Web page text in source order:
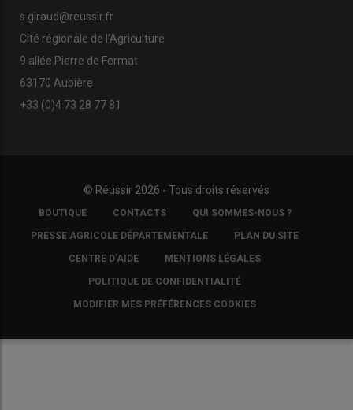
s.giraud@reussir.fr
Cité régionale de l’Agriculture
9 allée Pierre de Fermat
63170 Aubière
+33 (0)4 73 28 77 81
© Réussir 2026 - Tous droits réservés
FOOTER
COPYRIGHT
BOUTIQUE CONTACTS QUI SOMMES-NOUS ?
PRESSE AGRICOLE DÉPARTEMENTALE PLAN DU SITE
CENTRE D'AIDE MENTIONS LÉGALES
POLITIQUE DE CONFIDENTIALITÉ
MODIFIER MES PRÉFÉRENCES COOKIES